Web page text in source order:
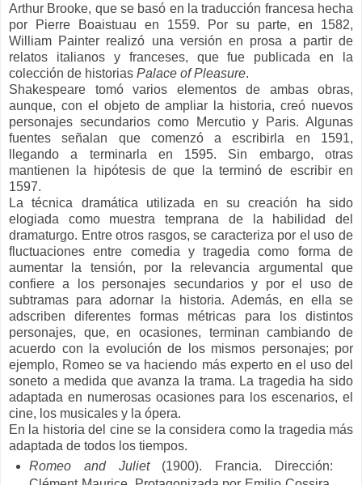
Arthur Brooke, que se basó en la traducción francesa hecha
por Pierre Boaistuau en 1559. Por su parte, en 1582,
William Painter realizó una versión en prosa a partir de
relatos italianos y franceses, que fue publicada en la
colección de historias Palace of Pleasure.
Shakespeare tomó varios elementos de ambas obras,
aunque, con el objeto de ampliar la historia, creó nuevos
personajes secundarios como Mercutio y Paris. Algunas
fuentes señalan que comenzó a escribirla en 1591,
llegando a terminarla en 1595. Sin embargo, otras
mantienen la hipótesis de que la terminó de escribir en
1597.
La técnica dramática utilizada en su creación ha sido
elogiada como muestra temprana de la habilidad del
dramaturgo. Entre otros rasgos, se caracteriza por el uso de
fluctuaciones entre comedia y tragedia como forma de
aumentar la tensión, por la relevancia argumental que
confiere a los personajes secundarios y por el uso de
subtramas para adornar la historia. Además, en ella se
adscriben diferentes formas métricas para los distintos
personajes, que, en ocasiones, terminan cambiando de
acuerdo con la evolución de los mismos personajes; por
ejemplo, Romeo se va haciendo más experto en el uso del
soneto a medida que avanza la trama. La tragedia ha sido
adaptada en numerosas ocasiones para los escenarios, el
cine, los musicales y la ópera.
En la historia del cine se la considera como la tragedia más
adaptada de todos los tiempos.
Romeo and Juliet (1900). Francia. Dirección: